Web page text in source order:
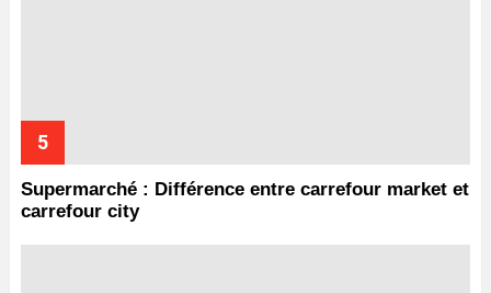
Supermarché : Différence entre carrefour market et
carrefour city